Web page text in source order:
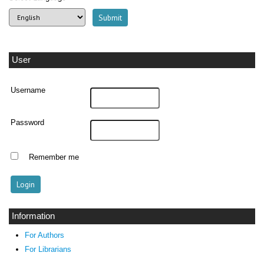
User
Username
Password
Remember me
Information
For Authors
For Librarians